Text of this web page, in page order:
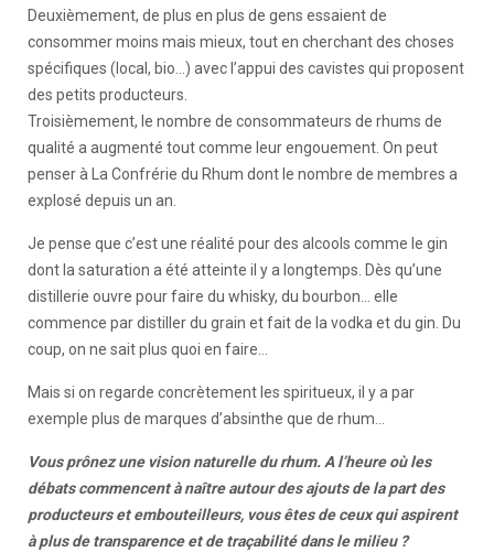
Deuxièmement, de plus en plus de gens essaient de
consommer moins mais mieux, tout en cherchant des choses
spécifiques (local, bio…) avec l’appui des cavistes qui proposent
des petits producteurs.
Troisièmement, le nombre de consommateurs de rhums de
qualité a augmenté tout comme leur engouement. On peut
penser à La Confrérie du Rhum dont le nombre de membres a
explosé depuis un an.
Je pense que c’est une réalité pour des alcools comme le gin
dont la saturation a été atteinte il y a longtemps. Dès qu’une
distillerie ouvre pour faire du whisky, du bourbon… elle
commence par distiller du grain et fait de la vodka et du gin. Du
coup, on ne sait plus quoi en faire…
Mais si on regarde concrètement les spiritueux, il y a par
exemple plus de marques d’absinthe que de rhum…
Vous prônez une vision naturelle du rhum. A l’heure où les
débats commencent à naître autour des ajouts de la part des
producteurs et embouteilleurs, vous êtes de ceux qui aspirent
à plus de transparence et de traçabilité dans le milieu ?